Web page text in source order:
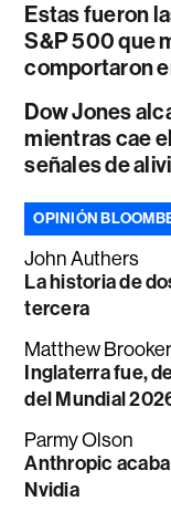
Estas fueron
S&P 500 que
comportaron
Dow Jones
mientras cae
señales de
OPINIÓN
John Authers
La historia de
tercera
Matthew Brooker
Inglaterra fue,
del Mundial
Parmy Olson
Anthropic
Nvidia